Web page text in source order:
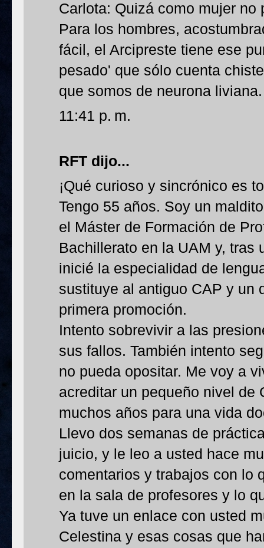
Carlota: Quizá como mujer
Para los hombres,
fácil, el Arcipreste tiene ese
pesado' que sólo cuenta
que somos de neurona liviana.
11:41 p. m.
RFT dijo...
¡Qué curioso y sincrónico es
Tengo 55 años. Soy un
el Máster de Formación de
Bachillerato en la UAM y, tras
inicié la especialidad de
sustituye al antiguo CAP y un
primera promoción.
Intento sobrevivir a las
sus fallos. También intento
no pueda opositar. Me voy a
acreditar un pequeño nivel de
muchos años para una vida
Llevo dos semanas de
juicio, y le leo a usted hace
comentarios y trabajos con lo
en la sala de profesores y lo
Ya tuve un enlace con usted
Celestina y esas cosas que